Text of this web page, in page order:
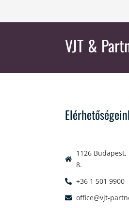
VJT &
1126
8.
+36 1 501 9900
office@vjt-